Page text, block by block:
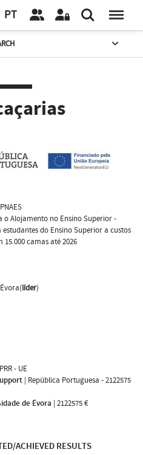
PT
o Alojamento no Ensino Superior -
do Ensino Superior a custos
camas até 2026
líder)
PRR - UE
| República Portuguesa - 2122575
de Évora | 2122575 €
ACHIEVED RESULTS